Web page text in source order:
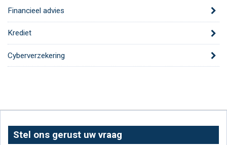
Financieel advies
Krediet
Cyberverzekering
Stel ons gerust uw vraag